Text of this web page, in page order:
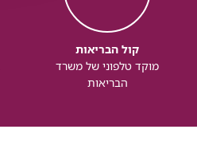
קול הבריאות
מוקד טלפוני של משרד
הבריאות